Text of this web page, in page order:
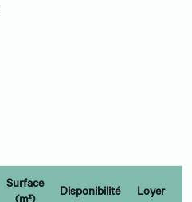
Surface
(m²)
Disponibilité Loyer